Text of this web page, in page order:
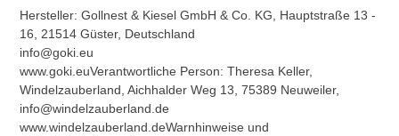
Hersteller:Gollnest & Kiesel GmbH & Co. KG, Hauptstraße 13 -
16, 21514 Güster, Deutschland
info@goki.eu
www.goki.euVerantwortliche Person:Theresa Keller,
Windelzauberland, Aichhalder Weg 13, 75389 Neuweiler,
info@windelzauberland.de
www.windelzauberland.deWarnhinweise und